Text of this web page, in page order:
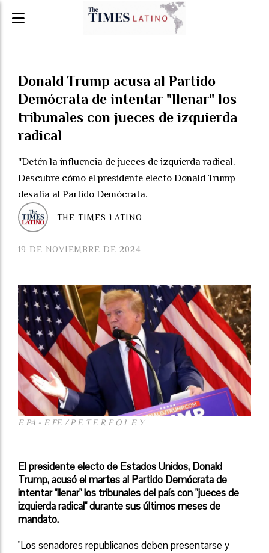
Donald Trump acusa al Partido
Demócrata de intentar "llenar" los
tribunales con jueces de izquierda
radical
"Detén la influencia de jueces de izquierda radical.
Descubre cómo el presidente electo Donald Trump
desafía al Partido Demócrata.
19 DE NOVIEMBRE DE 2024
THE TIMES LATINO
E PA - E FE / P E T E R F O L E Y
El presidente electo de Estados Unidos, Donald
Trump, acusó el martes al Partido Demócrata de
intentar "llenar" los tribunales del país con "jueces de
izquierda radical" durante sus últimos meses de
mandato.
"Los senadores republicanos deben presentarse y